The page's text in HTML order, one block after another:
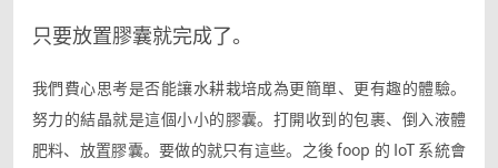
只要放置膠囊就完成了。
我們費心思考是否能讓水耕栽培成為更簡單、更有趣的體驗。
努力的結晶就是這個小小的膠囊。 打開收到的包裹、倒入液體
肥料、放置膠囊。要做的就只有這些。 之後 foop 的 IoT 系統會